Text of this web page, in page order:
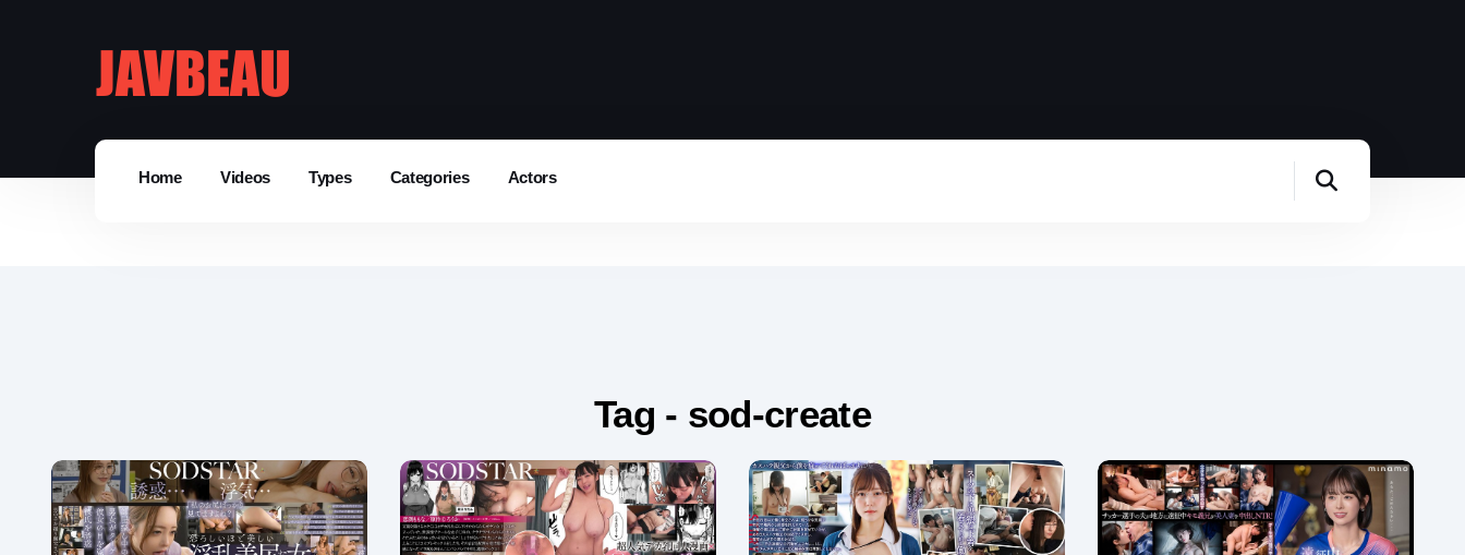
Home Videos Types Categories Actors
Tag - sod-create